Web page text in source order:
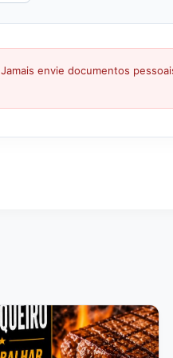
Jamais envie documentos